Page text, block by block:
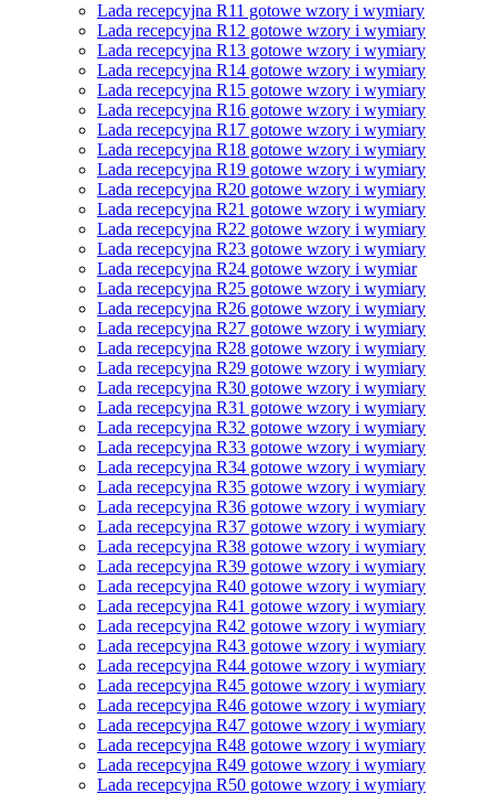
Lada recepcyjna R11 gotowe wzory i wymiary
Lada recepcyjna R12 gotowe wzory i wymiary
Lada recepcyjna R13 gotowe wzory i wymiary
Lada recepcyjna R14 gotowe wzory i wymiary
Lada recepcyjna R15 gotowe wzory i wymiary
Lada recepcyjna R16 gotowe wzory i wymiary
Lada recepcyjna R17 gotowe wzory i wymiary
Lada recepcyjna R18 gotowe wzory i wymiary
Lada recepcyjna R19 gotowe wzory i wymiary
Lada recepcyjna R20 gotowe wzory i wymiary
Lada recepcyjna R21 gotowe wzory i wymiary
Lada recepcyjna R22 gotowe wzory i wymiary
Lada recepcyjna R23 gotowe wzory i wymiary
Lada recepcyjna R24 gotowe wzory i wymiar
Lada recepcyjna R25 gotowe wzory i wymiary
Lada recepcyjna R26 gotowe wzory i wymiary
Lada recepcyjna R27 gotowe wzory i wymiary
Lada recepcyjna R28 gotowe wzory i wymiary
Lada recepcyjna R29 gotowe wzory i wymiary
Lada recepcyjna R30 gotowe wzory i wymiary
Lada recepcyjna R31 gotowe wzory i wymiary
Lada recepcyjna R32 gotowe wzory i wymiary
Lada recepcyjna R33 gotowe wzory i wymiary
Lada recepcyjna R34 gotowe wzory i wymiary
Lada recepcyjna R35 gotowe wzory i wymiary
Lada recepcyjna R36 gotowe wzory i wymiary
Lada recepcyjna R37 gotowe wzory i wymiary
Lada recepcyjna R38 gotowe wzory i wymiary
Lada recepcyjna R39 gotowe wzory i wymiary
Lada recepcyjna R40 gotowe wzory i wymiary
Lada recepcyjna R41 gotowe wzory i wymiary
Lada recepcyjna R42 gotowe wzory i wymiary
Lada recepcyjna R43 gotowe wzory i wymiary
Lada recepcyjna R44 gotowe wzory i wymiary
Lada recepcyjna R45 gotowe wzory i wymiary
Lada recepcyjna R46 gotowe wzory i wymiary
Lada recepcyjna R47 gotowe wzory i wymiary
Lada recepcyjna R48 gotowe wzory i wymiary
Lada recepcyjna R49 gotowe wzory i wymiary
Lada recepcyjna R50 gotowe wzory i wymiary